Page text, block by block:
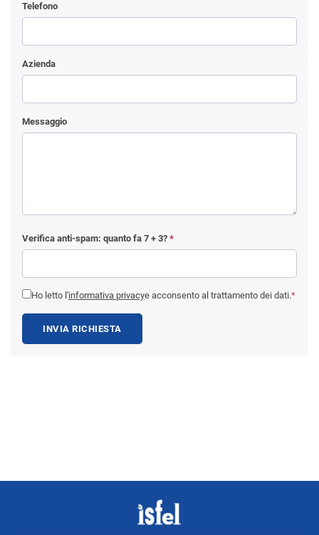
Telefono
Azienda
Messaggio
Verifica anti-spam: quanto fa 7 + 3? *
Ho letto l'informativa privacye acconsento al trattamento dei dati.*
INVIA RICHIESTA